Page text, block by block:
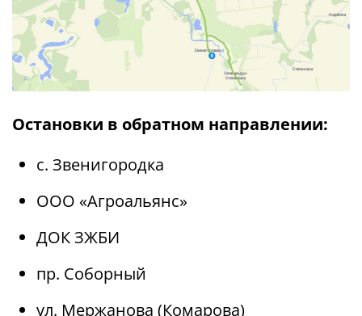
Остановки в обратном направлении:
с. Звенигородка
ООО «Агроальянс»
ДОК ЗЖБИ
пр. Соборный
ул. Мержанова (Комарова)